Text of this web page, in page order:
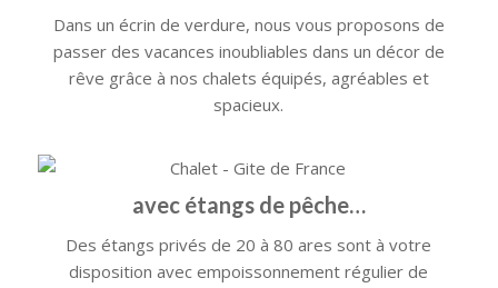
Dans un écrin de verdure, nous vous proposons de
passer des vacances inoubliables dans un décor de
rêve grâce à nos chalets équipés, agréables et
spacieux.
avec étangs de pêche…
Des étangs privés de 20 à 80 ares sont à votre
disposition avec empoissonnement régulier de